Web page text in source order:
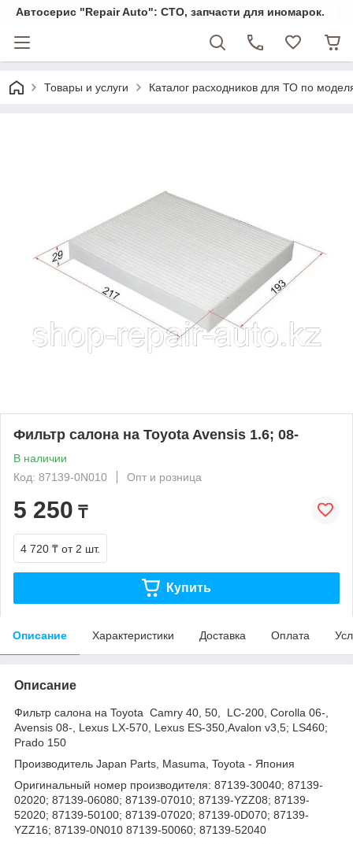
Автосерис "Repair Auto": СТО, запчасти для иномарок.
Товары и услуги Каталог расходников для ТО по
Фильтр салона на Toyota Avensis 1.6; 08-
В наличии
Код: 87139-0N010
Опт и розница
5 250 ₸
4 720 ₸ от 2 шт.
Купить
Описание Характеристики Доставка Оплата
Описание
Фильтр салона на Toyota Camry 40, 50, LC-200, Corolla 06-,
Avensis 08-, Lexus LX-570, Lexus ES-350,Avalon v3,5; LS460;
Prado 150
Производитель Japan Parts, Masuma, Toyota - Япония
Оригинальный номер производителя: 87139-30040; 87139-
02020; 87139-06080; 87139-07010; 87139-YZZ08; 87139-
52020; 87139-50100; 87139-07020; 87139-0D070; 87139-
YZZ16; 87139-0N010 87139-50060; 87139-52040